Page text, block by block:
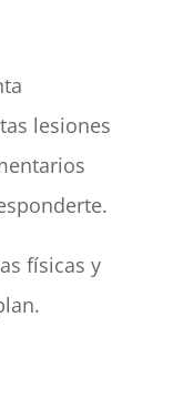
lesiones
físicas y